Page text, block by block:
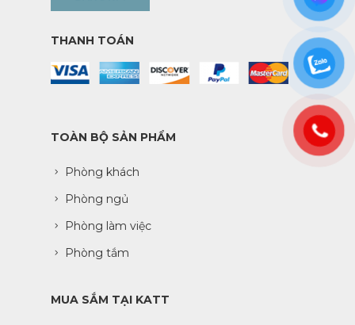
THANH TOÁN
TOÀN BỘ SẢN PHẨM
Phòng khách
Phòng ngủ
Phòng làm việc
Phòng tắm
MUA SẮM TẠI KATT